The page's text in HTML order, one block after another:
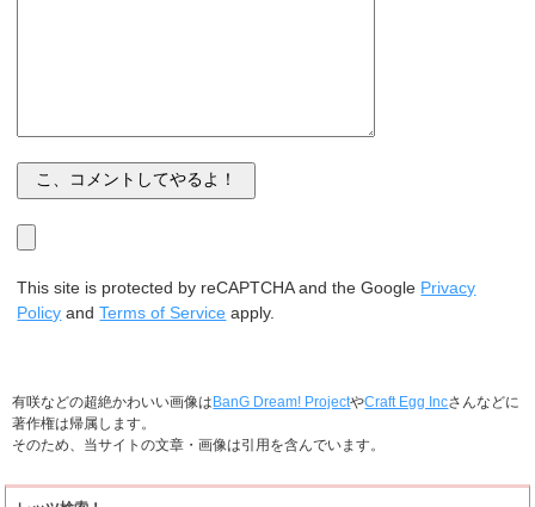
This site is protected by reCAPTCHA and the Google Privacy
Policy andTerms of Service apply.
有咲などの超絶かわいい画像はBanG Dream! ProjectやCraft Egg Incさんなどに
著作権は帰属します。
そのため、当サイトの文章・画像は引用を含んでいます。